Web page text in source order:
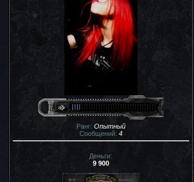
Ранг:Опытный
Сообщений: 4
Деньги:
9 900